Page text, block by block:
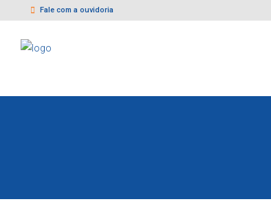
Fale com a ouvidoria